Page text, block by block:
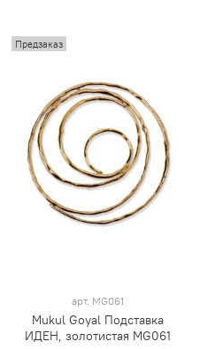
Предзаказ
арт. MG061
Mukul Goyal Подставка
ИДЕН, золотистая MG061